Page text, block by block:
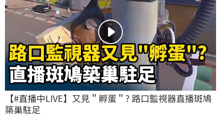
【#直播中LIVE】又見＂孵蛋＂? 路口監視器直播斑鳩
築巢駐足